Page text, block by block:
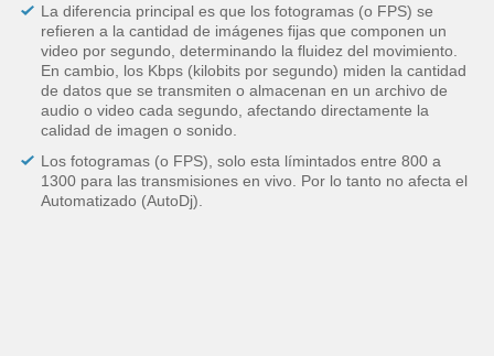
La diferencia principal es que los fotogramas (o FPS) se
refieren a la cantidad de imágenes fijas que componen un
video por segundo, determinando la fluidez del movimiento.
En cambio, los Kbps (kilobits por segundo) miden la cantidad
de datos que se transmiten o almacenan en un archivo de
audio o video cada segundo, afectando directamente la
calidad de imagen o sonido.
Los fotogramas (o FPS), solo esta límintados entre 800 a
1300 para las transmisiones en vivo. Por lo tanto no afecta el
Automatizado (AutoDj).